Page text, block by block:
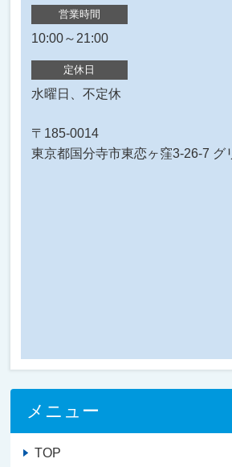
営業時間
10:00～21:00
定休日
水曜日、不定休
〒185-0014
東京都国分寺市東恋ヶ窪3-26-7 グ
メニュー
TOP